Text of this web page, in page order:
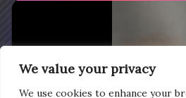
We value your privacy
We use cookies to enhance your